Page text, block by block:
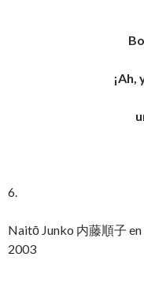
¡Ah,
6.
Naitō Junko 内藤順子
2003